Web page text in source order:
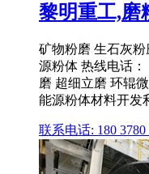
黎明重工,磨
矿物粉磨 生石灰
源粉体 热线电话：
磨 超细立磨 环辊
能源粉体材料开发
联系电话: 180 3780